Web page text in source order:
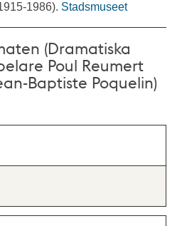
1986). Stadsmuseet
(Dramatiska
Poul Reumert
Baptiste Poquelin)